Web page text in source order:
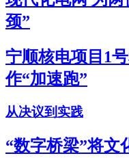
颈”
宁顺核电项目1
作“加速跑”
从决议到实践
“数字桥梁”将文